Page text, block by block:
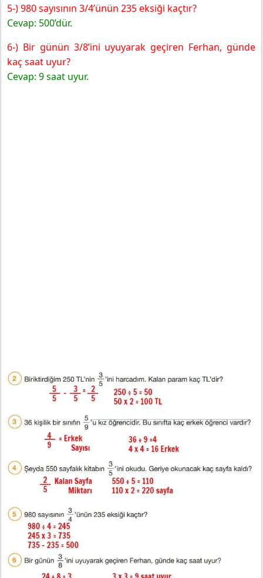
5-) 980 sayısının 3/4’ünün 235 eksiği kaçtır?
Cevap: 500’dür.
6-) Bir günün 3/8’ini uyuyarak geçiren Ferhan, günde
kaç saat uyur?
Cevap: 9 saat uyur.